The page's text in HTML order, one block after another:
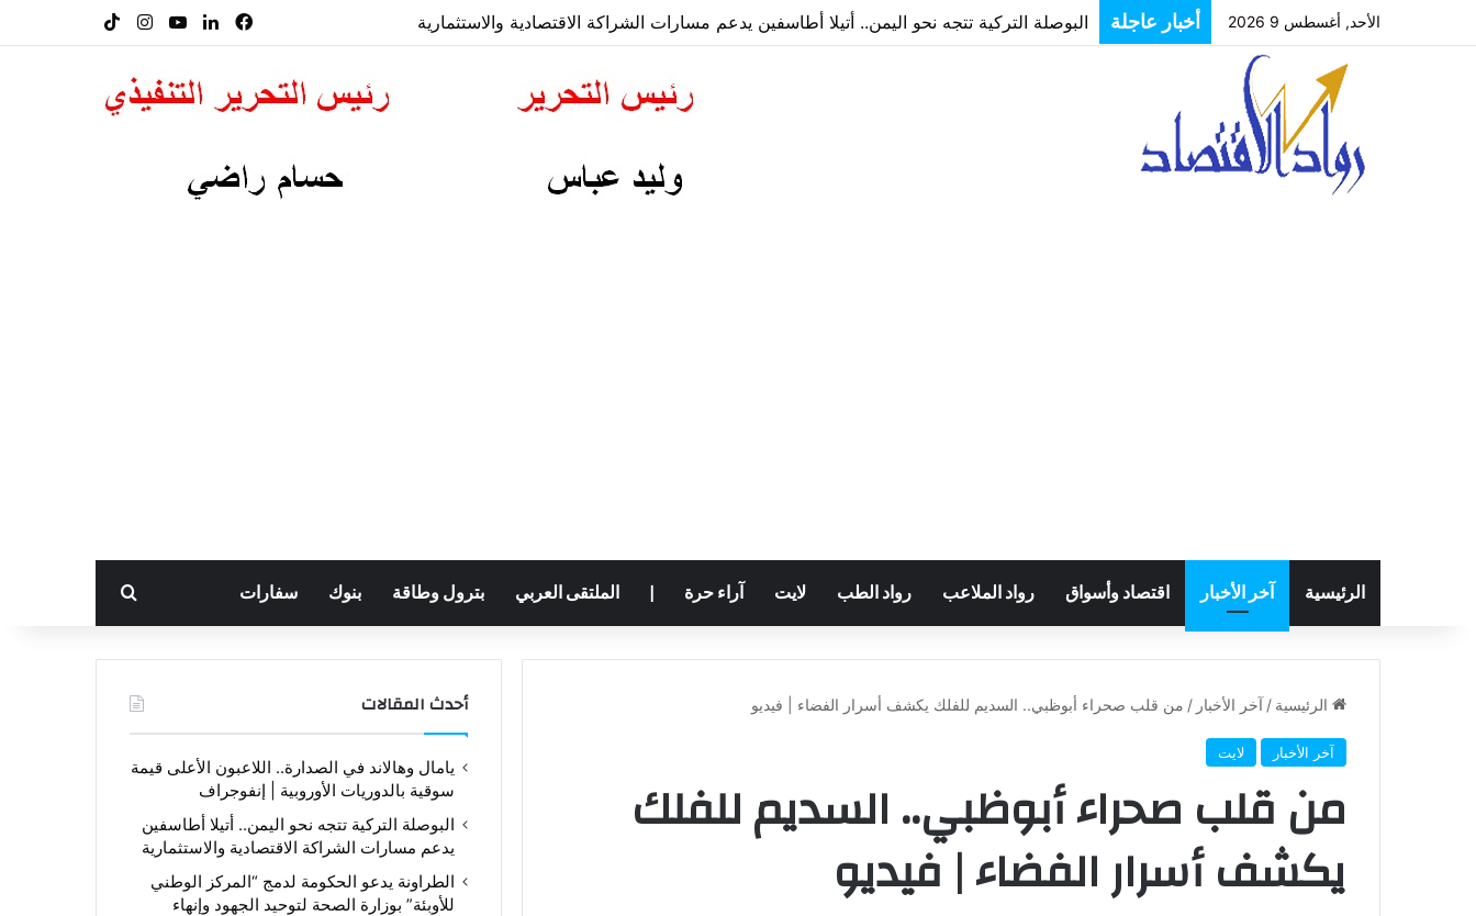
الأحد, أغسطس 9 2026 أخبار عاجلة
فيسبوكلينكدإن‫YouTube
انستقرام
الرئيسية آخر الأخبار اقتصاد وأسواق رواد الملاعب رواد الطب لايت آراء حرة الملتقى العربي بترول وطاقة بنوك سفارات بحث عن
الرئيسية / آخر الأخبار / من قلب صحراء أبوظبي.. السديم للفلك يكشف أسرار الفضاء | فيديو
آخر الأخبار لايت
من قلب صحراء أبوظبي.. السديم للفلك
يكشف أسرار الفضاء | فيديو
أحدث المقالات
يامال وهالاند في الصدارة.. اللاعبون الأعلى قيمة
سوقية بالدوريات الأوروبية | إنفوجراف
البوصلة التركية تتجه نحو اليمن.. أتيلا أطاسفين
يدعم مسارات الشراكة الاقتصادية والاستثمارية
الطراونة يدعو الحكومة لدمج “المركز الوطني
للأوبئة” بوزارة الصحة لتوحيد الجهود وإنهاء